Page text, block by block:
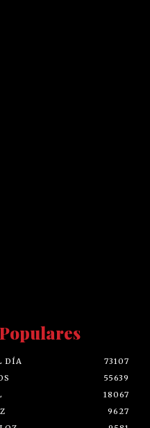
DÍA
73107
55639
18067
9627